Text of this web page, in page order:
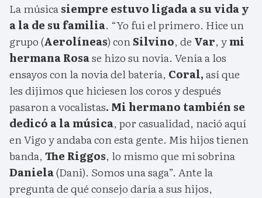
La músicasiempre estuvo ligada a su vida y
a la de su familia. “Yo fui el primero. Hice un
grupo (Aerolíneas) conSilvino, de Var, ymi
hermana Rosase hizo su novia. Venía a los
ensayos con la novia del batería, Coral,así que
les dijimos que hiciesen los coros y después
pasaron a vocalistas. Mi hermano también se
dedicó a la música, por casualidad, nació aquí
en Vigo y andaba con esta gente. Mis hijos tienen
banda, The Riggos, lo mismo que mi sobrina
Daniela(Dani). Somos una saga”. Ante la
pregunta de qué consejo daría a sus hijos,